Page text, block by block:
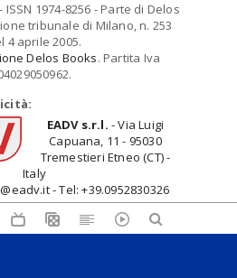
- ISSN 1974-8256 - Parte di Delos
tribunale di Milano, n. 253
4 aprile 2005.
Delos Books. Partita Iva
EADV s.r.l. - Via Luigi
Capuana, 11 - 95030
Tremestieri Etneo (CT) -
Italy
- Tel: +39.0952830326